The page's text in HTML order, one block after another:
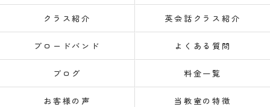
クラス紹介 英会話クラス紹介
ブロードバンド よくある質問
ブログ 料金一覧
お客様の声 当教室の特徴